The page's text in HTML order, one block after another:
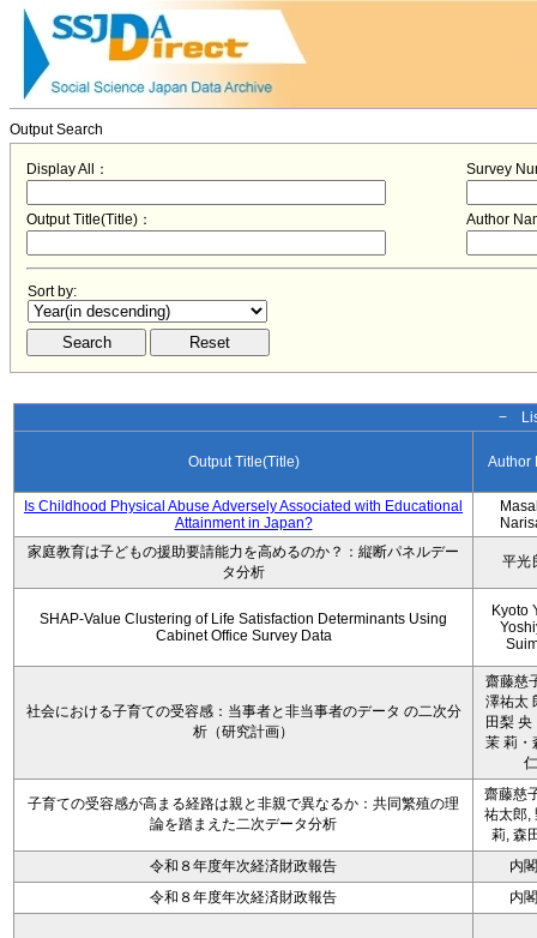
Output Search
Display All： Survey
Output Title(Title)： Author
Sort by:
−
Output Title(Title) Author
Is Childhood Physical Abuse Adversely Associated with Educational
Attainment in Japan?
家庭教育は子どもの援助要請能力を高めるのか？：縦断パネルデー
タ分析
平光
SHAP-Value Clustering of Life Satisfaction Determinants Using
Cabinet Office Survey Data
Kyoto
社会における子育ての受容感：当事者と非当事者のデータ の二次分
析（研究計画）
齋藤慈
澤祐太
田梨 央
茉 莉・
仁
子育ての受容感が高まる経路は親と非親で異なるか：共同繁殖の理
論を踏まえた二次データ分析
齋藤慈
祐太郎,
莉, 森
令和８年度年次経済財政報告
内
令和８年度年次経済財政報告
内